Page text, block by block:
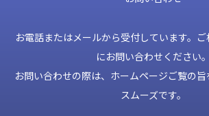
お電話またはメールから受付しています。
にお問い合わせください。
お問い合わせの際は、ホームページご覧の
スムーズです。